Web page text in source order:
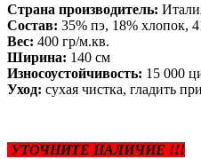
Страна производитель:
Состав: 35% пэ, 18% хлопок,
Вес: 400 гр/м.кв.
Ширина: 140 см
Износоустойчивость: 15 000
Уход: сухая чистка, гладить
УТОЧНИТЕ НАЛИЧИЕ !!!